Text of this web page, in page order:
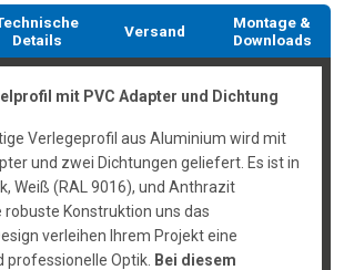
Details
Versand
Montage &
Downloads
mit PVC Adapter und Dichtung
Verlegeprofil aus Aluminium wird mit
und zwei Dichtungen geliefert. Es ist in
Weiß (RAL 9016), und Anthrazit
robuste Konstruktion uns das
verleihen Ihrem Projekt eine
professionelle Optik. Bei diesem